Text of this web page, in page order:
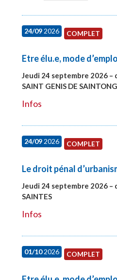
24/092026 COMPLET
Etre élu.e, mode
Jeudi 24 septembre 2026 –
SAINT GENIS DE
Infos
24/092026 COMPLET
Le droit pénal
Jeudi 24 septembre 2026 –
SAINTES
Infos
01/102026 COMPLET